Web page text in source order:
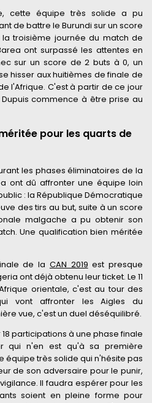
cette équipe très solide a pu
de battre le Burundi sur un score
troisième journée du match de
ont surpassé les attentes en
sur un score de 2 buts à 0, un
hisser aux huitièmes de finale de
l'Afrique. C'est à partir de ce jour
commence à être prise au
pour les quarts de
les phases éliminatoires de la
ont dû affronter une équipe loin
: la République Démocratique
des tirs au but, suite à un score
malgache a pu obtenir son
Une qualification bien méritée
de la CAN 2019 est presque
ont déjà obtenu leur ticket. Le 11
orientale, c'est au tour des
vont affronter les Aigles du
vue, c'est un duel déséquilibré.
participations à une phase finale
qui n'en est qu'à sa première
équipe très solide qui n'hésite pas
de son adversaire pour le punir,
Il faudra espérer pour les
soient en pleine forme pour